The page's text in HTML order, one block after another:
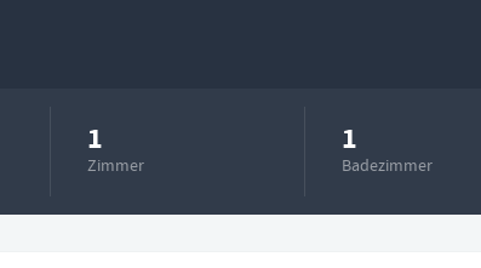
1
Zimmer
1
Badezimmer